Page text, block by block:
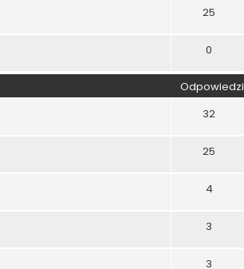
25
0
Odpowiedzi
32
25
4
3
3